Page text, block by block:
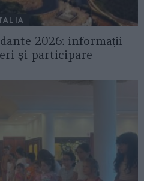
2026: informații
și participare